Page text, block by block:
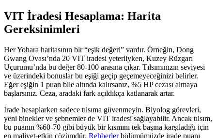
VIT İradesi Hesaplama: Harita
Gereksinimleri
Her Yohara haritasının bir “eşik değeri” vardır. Örneğin, Dong
Gwang Ovası’nda 20 VIT iradesi yeterliyken, Kuzey Rüzgarı
Uçurumu’nda bu değer 80-100 arasına çıkar. Tılsımınızın seviyesi
ve üzerindeki bonuslar bu eşiği geçip geçemeyeceğinizi belirler.
Eğer eşiğin 1 puan bile altında kalırsanız, %5 HP cezası almaya
başlarsınız. Ceza, aradaki fark açıldıkça katlanarak artar.
İrade hesaplarken sadece tılsıma güvenmeyin. Biyolog görevleri,
yeni binekler ve şebnemler de VIT iradesi sağlayabilir. Ancak tılsım,
bu puanın %60-70 gibi büyük bir kısmını tek başına karşıladığı için
en maliyet-etkin çözümdür. Rehberlerbölümümüzde irade puanı